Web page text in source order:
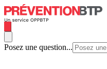
Posez une question...